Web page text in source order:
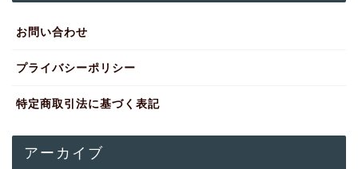
お問い合わせ
プライバシーポリシー
特定商取引法に基づく表記
アーカイブ